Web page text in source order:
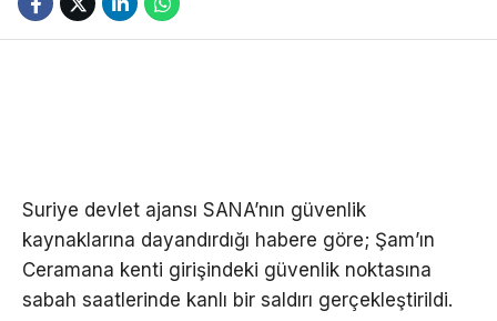
Suriye devlet ajansı SANA’nın güvenlik
kaynaklarına dayandırdığı habere göre; Şam’ın
Ceramana kenti girişindeki güvenlik noktasına
sabah saatlerinde kanlı bir saldırı gerçekleştirildi.